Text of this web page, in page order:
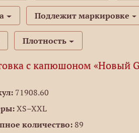
Подлежит маркировке
Плотность
с капюшоном «Новый
71908.60
XS–XXL
количество:89